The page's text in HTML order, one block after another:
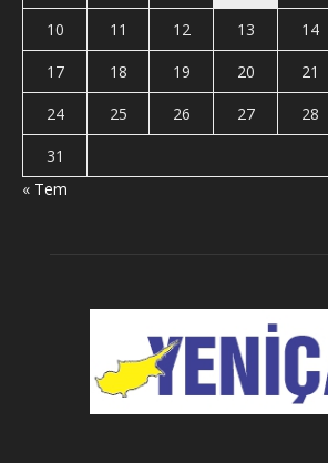
10
11 12 13 14
17
18 19 20 21
24
25 26 27 28
31
« Tem